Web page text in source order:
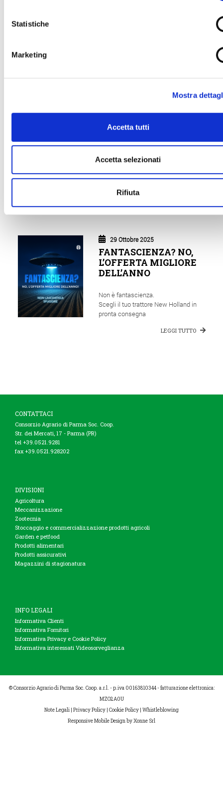
Statistiche
Marketing
Mostra
Accetta tutti
Accetta selezionati
Rifiuta
agricola – CASE IH
MACCHINE AGRICOLE
meccanizzazione sono a disposizione
per tutti i chiarimenti e per consigliare
le possibili strade da prendere.
Contatta gli uffici commerciali e vieni
29 Ottobre 2025
FANTASCIENZA? NO,
L’OFFERTA MIGLIORE
DELL’ANNO
Non è fantascienza.
Scegli il tuo trattore New Holland in
pronta consegna
LEGGI TUTTO
CONTATTACI
Consorzio Agrario di Parma Soc. Coop.
Str. dei Mercati, 17 - Parma (PR)
tel +39.0521.9281
fax +39.0521.928202
DIVISIONI
Agricoltura
Meccanizzazione
Zootecnia
Stoccaggio e commercializzazione prodotti agricoli
Garden e petfood
Prodotti alimentari
Prodotti assicurativi
Magazzini di stagionatura
INFO LEGALI
Informativa Clienti
Informativa Fornitori
Informativa Privacy e Cookie Policy
Informativa interessati Videosorveglianza
© Consorzio Agrario di Parma Soc. Coop. a.r.l. - p.iva 00163810344 - fatturazione elettronica:
MZO2A0U
Note Legali | Privacy Policy | Cookie Policy | Whistleblowing
Responsive Mobile Design by Xonne Srl